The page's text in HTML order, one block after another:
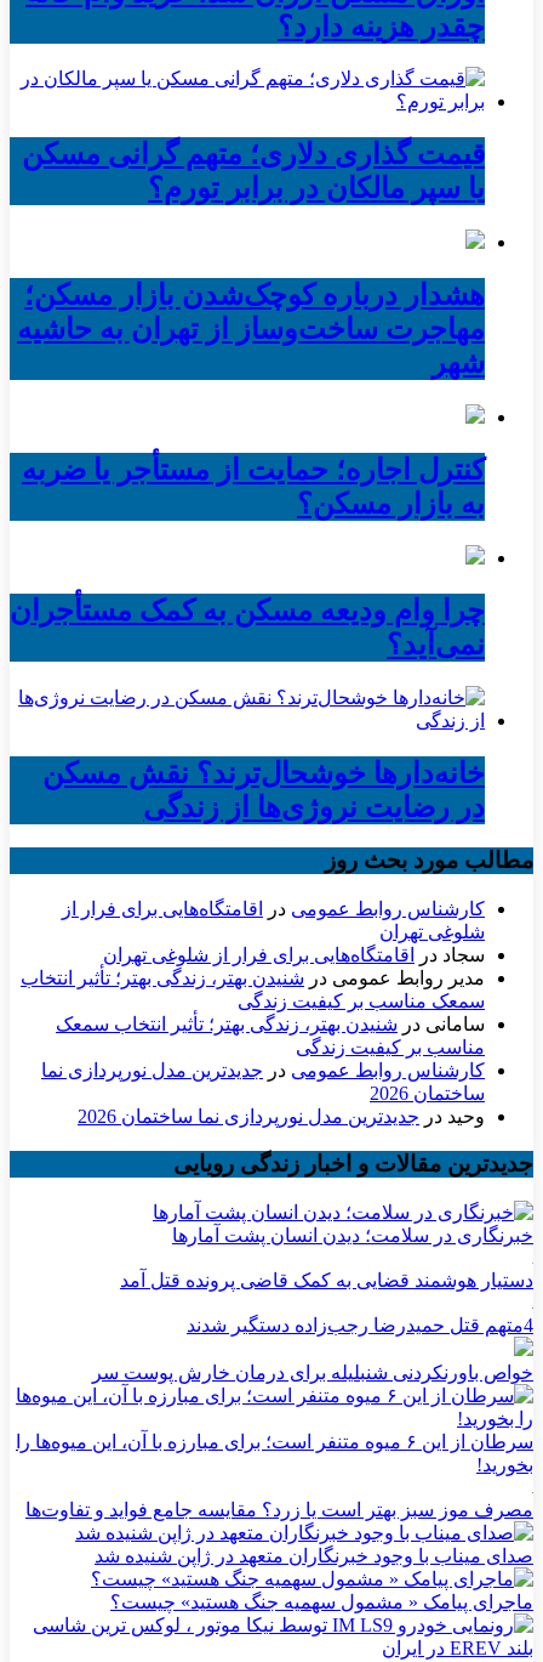
چقدر هزینه دارد؟
قیمت گذاری دلاری؛ متهم گرانی مسکن
یا سپر مالکان در برابر تورم؟
هشدار درباره کوچک‌شدن بازار مسکن؛
مهاجرت ساخت‌وساز از تهران به حاشیه‌
شهر
کنترل اجاره؛ حمایت از مستأجر یا ضربه
به بازار مسکن؟
چرا وام ودیعه مسکن به کمک مستأجران
نمی‌آید؟
خانه‌دارها خوشحال‌ترند؟ نقش مسکن
در رضایت نروژی‌ها از زندگی
مطالب مورد بحث روز
کارشناس روابط عمومی در
اقامتگاه‌هایی برای فرار از
شلوغی تهران
سجاد در
اقامتگاه‌هایی برای فرار از شلوغی تهران
مدیر روابط عمومی در شنیدن بهتر، زندگی بهتر؛ تأثیر انتخاب
سمعک مناسب بر کیفیت زندگی
سامانی در شنیدن بهتر، زندگی بهتر؛ تأثیر انتخاب سمعک
مناسب بر کیفیت زندگی
کارشناس روابط عمومی در جدیدترین مدل نورپردازی نما
ساختمان 2026
وحید در جدیدترین مدل نورپردازی نما ساختمان 2026
جدیدترین مقالات و اخبار زندگی رویایی
خبرنگاری در سلامت؛ دیدن انسان پشت آمارها
دستیار هوشمند قضایی به کمک قاضی پرونده قتل آمد
4متهم قتل حمیدرضا رجب‌زاده دستگیر شدند
خواص باورنکردنی شنبلیله برای درمان خارش پوست سر
سرطان از این ۶ میوه متنفر است؛ برای مبارزه با آن، این میوه‌ها را
بخورید!
مصرف موز سبز بهتر است یا زرد؟ مقایسه جامع فواید و تفاوت‌ها
صدای میناب با وجود خبرنگاران متعهد در ژاپن شنیده شد
ماجرای پیامک « مشمول سهمیه جنگ هستید» چیست؟